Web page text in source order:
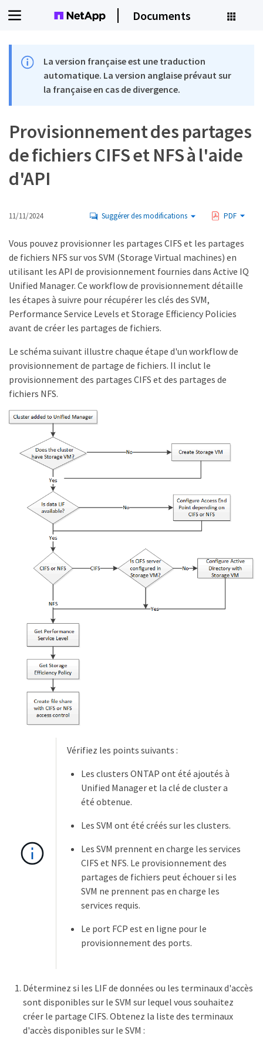
Documents
La version française est une traduction
automatique. La version anglaise prévaut sur
la française en cas de divergence.
Provisionnement des partages
de fichiers CIFS et NFS à l'aide
d'API
11/11/2024 Suggérer des modifications PDF
Vous pouvez provisionner les partages CIFS et les partages
de fichiers NFS sur vos SVM (Storage Virtual machines) en
utilisant les API de provisionnement fournies dans Active IQ
Unified Manager. Ce workflow de provisionnement détaille
les étapes à suivre pour récupérer les clés des SVM,
Performance Service Levels et Storage Efficiency Policies
avant de créer les partages de fichiers.
Le schéma suivant illustre chaque étape d'un workflow de
provisionnement de partage de fichiers. Il inclut le
provisionnement des partages CIFS et des partages de
fichiers NFS.
Vérifiez les points suivants :
Les clusters ONTAP ont été ajoutés à
Unified Manager et la clé de cluster a
été obtenue.
Les SVM ont été créés sur les clusters.
Les SVM prennent en charge les services
CIFS et NFS. Le provisionnement des
partages de fichiers peut échouer si les
SVM ne prennent pas en charge les
services requis.
Le port FCP est en ligne pour le
provisionnement des ports.
Déterminez si les LIF de données ou les terminaux d'accès
sont disponibles sur le SVM sur lequel vous souhaitez
créer le partage CIFS. Obtenez la liste des terminaux
d'accès disponibles sur le SVM :